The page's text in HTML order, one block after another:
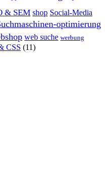
& SEM shop Social-Media
optimierung
web suche werbung
CSS (11)